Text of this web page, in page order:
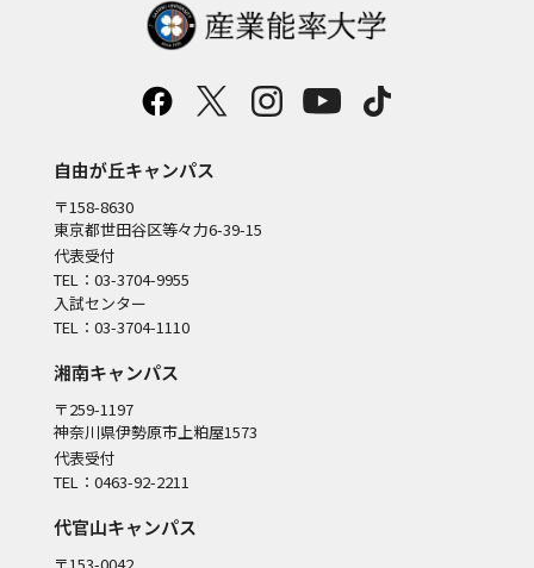
自由が丘キャンパス
〒158-8630
東京都世田谷区等々力6-39-15
代表受付
TEL：03-3704-9955
入試センター
TEL：03-3704-1110
湘南キャンパス
〒259-1197
神奈川県伊勢原市上粕屋1573
代表受付
TEL：0463-92-2211
代官山キャンパス